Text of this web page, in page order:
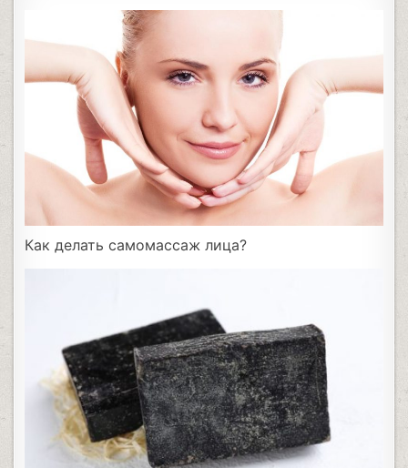
Как делать самомассаж лица?